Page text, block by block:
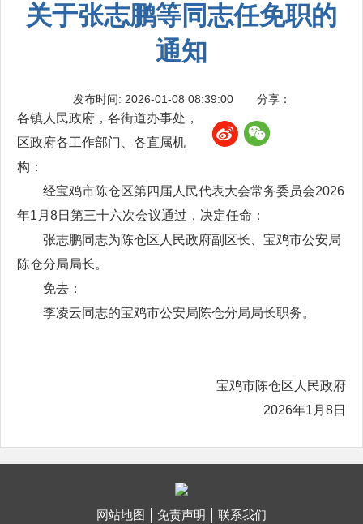
关于张志鹏等同志任免职的
通知
发布时间: 2026-01-08 08:39:00 分享：
各镇人民政府，各街道办事处，
区政府各工作部门、各直属机
构：
经宝鸡市陈仓区第四届人民代表大会常务委员会2026
年1月8日第三十六次会议通过，决定任命：
张志鹏同志为陈仓区人民政府副区长、宝鸡市公安局
陈仓分局局长。
免去：
李凌云同志的宝鸡市公安局陈仓分局局长职务。
宝鸡市陈仓区人民政府
2026年1月8日
网站地图 免责声明 联系我们